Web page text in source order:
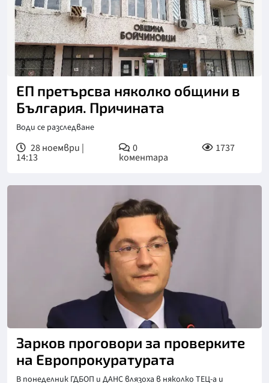
ЕП претърсва няколко общини в
България. Причината
Води се разследване
28 ноември |
14:13
0
коментара
1737
Зарков проговори за проверките
на Европрокуратурата
В понеделник ГДБОП и ДАНС влязоха в няколко ТЕЦ-а и